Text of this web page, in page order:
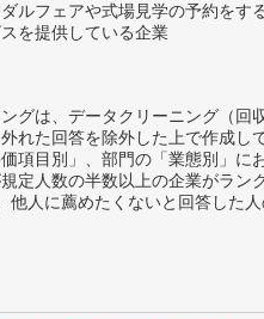
ルフェアや式場見学の予約をす
を提供している企業
グは、データクリーニング（回
れた回答を除外した上で作成して
項目別」、部門の「業態別」に
定人数の半数以上の企業がラン
人に薦めたくないと回答した